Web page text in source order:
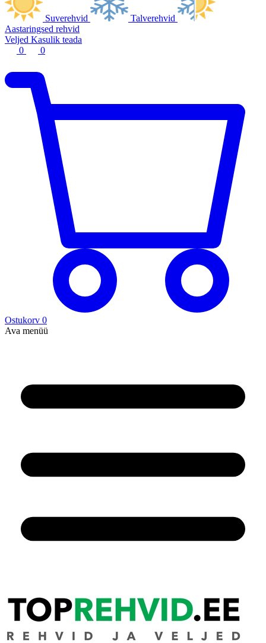
Suverehvid
Talverehvid
Aastaringsed rehvid
Veljed Kasulik teada
0
0
Ostukorv 0
Ava menüü